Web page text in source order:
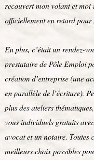
recouvert mon volant et
officiellement en retard pour
En plus, c’était un rendez-
prestataire de Pôle Emploi
création d’entreprise (une
en parallèle de l’écriture).
plus des ateliers
vous individuels gratuits
avocat et un notaire. Toutes
meilleurs choix possibles